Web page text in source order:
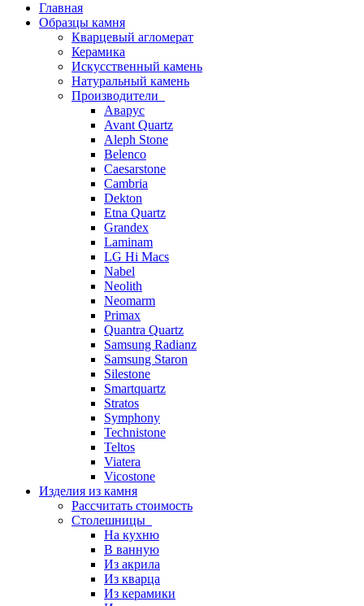
Главная
Образцы камня
Кварцевый агломерат
Керамика
Искусственный камень
Натуральный камень
Производители
Аварус
Avant Quartz
Aleph Stone
Belenco
Caesarstone
Cambria
Dekton
Etna Quartz
Grandex
Laminam
LG Hi Macs
Nabel
Neolith
Neomarm
Primax
Quantra Quartz
Samsung Radianz
Samsung Staron
Silestone
Smartquartz
Stratos
Symphony
Technistone
Teltos
Viatera
Vicostone
Изделия из камня
Рассчитать стоимость
Столешницы
На кухню
В ванную
Из акрила
Из кварца
Из керамики